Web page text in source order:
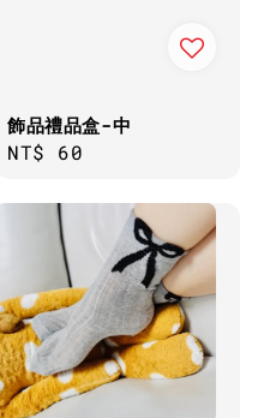
飾品禮品盒-中
Regular
NT$ 60